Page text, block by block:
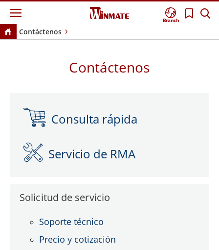
Branch
Contáctenos
Contáctenos
Consulta rápida
Servicio de RMA
Solicitud de servicio
Soporte técnico
Precio y cotización